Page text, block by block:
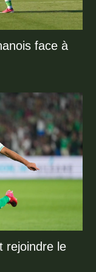
face à
rejoindre le